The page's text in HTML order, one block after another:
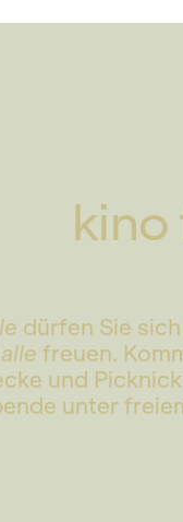
dürfen Sie
freuen.
und
unter